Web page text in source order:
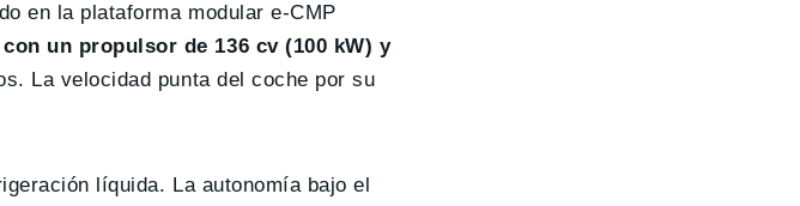
en la plataforma modular e-CMP
un propulsor de 136 cv (100 kW) y
La velocidad punta del coche por su
líquida. La autonomía bajo el